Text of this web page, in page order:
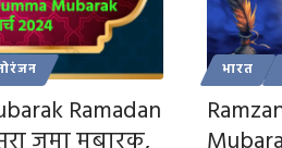
Ramadan
भारत